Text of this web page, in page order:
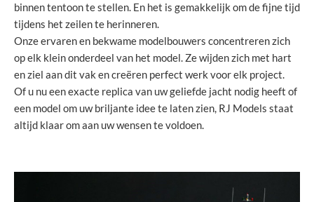
binnen tentoon te stellen. En het is gemakkelijk om de fijne tijd
tijdens het zeilen te herinneren.
Onze ervaren en bekwame modelbouwers concentreren zich
op elk klein onderdeel van het model. Ze wijden zich met hart
en ziel aan dit vak en creëren perfect werk voor elk project.
Of u nu een exacte replica van uw geliefde jacht nodig heeft of
een model om uw briljante idee te laten zien, RJ Models staat
altijd klaar om aan uw wensen te voldoen.